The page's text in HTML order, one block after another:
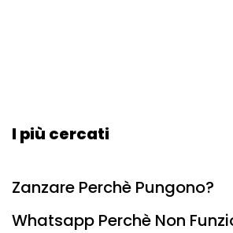
I più cercati
Zanzare Perchè Pungono?
Whatsapp Perchè Non